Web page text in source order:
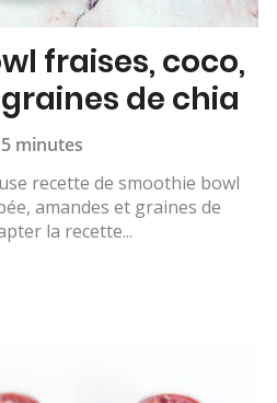
fraises, coco,
de chia
5 minutes
recette de smoothie bowl
amandes et graines de
la recette...